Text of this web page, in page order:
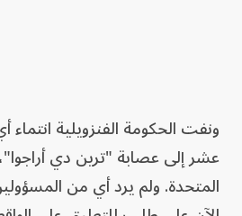
ونفت الحكومة الفنزويلية
عشر إلى عصابة "ترين دي
المتحدة. ولم يرد أي من